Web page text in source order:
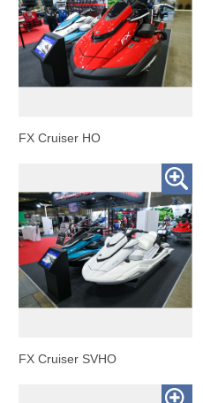
FX Cruiser HO
FX Cruiser SVHO